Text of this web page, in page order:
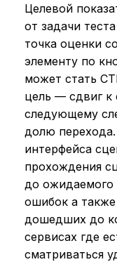
Целевой
от задачи
точка оценки
элементу по
может стать
цель — сдвиг к
следующему
долю перехода.
интерфейса
прохождения
до ожидаемого
ошибок а
дошедших до
сервисах где
сматриваться